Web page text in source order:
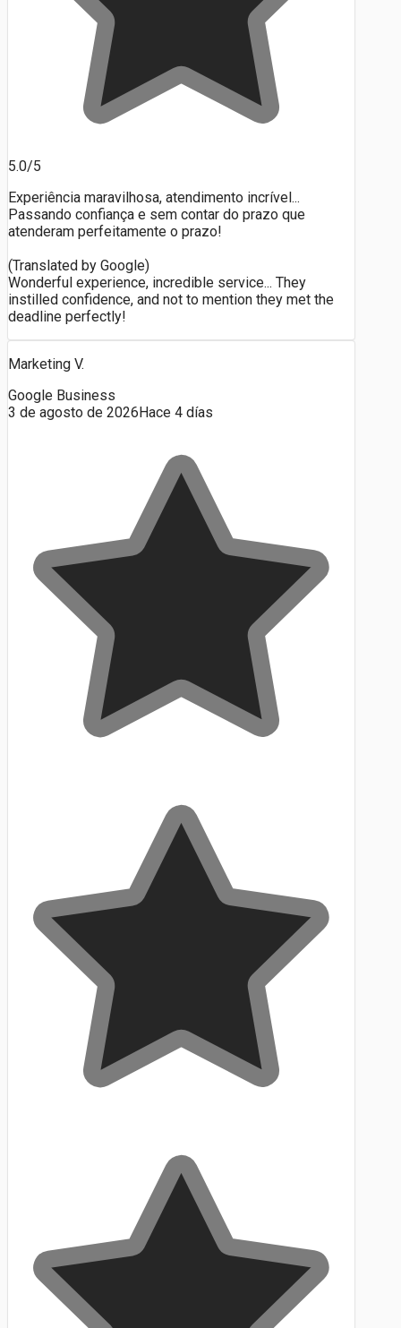
5.0/5
Experiência maravilhosa, atendimento incrível...
Passando confiança e sem contar do prazo que
atenderam perfeitamente o prazo!
(Translated by Google)
Wonderful experience, incredible service... They
instilled confidence, and not to mention they met the
deadline perfectly!
Marketing V.
Google Business
3 de agosto de 2026 Hace 4 días